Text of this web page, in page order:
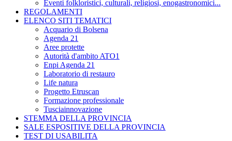
Eventi folkloristici, culturali, religiosi, enogastronomici...
REGOLAMENTI
ELENCO SITI TEMATICI
Acquario di Bolsena
Agenda 21
Aree protette
Autorità d'ambito ATO1
Enpi Agenda 21
Laboratorio di restauro
Life natura
Progetto Etruscan
Formazione professionale
Tusciainnovazione
STEMMA DELLA PROVINCIA
SALE ESPOSITIVE DELLA PROVINCIA
TEST DI USABILITA